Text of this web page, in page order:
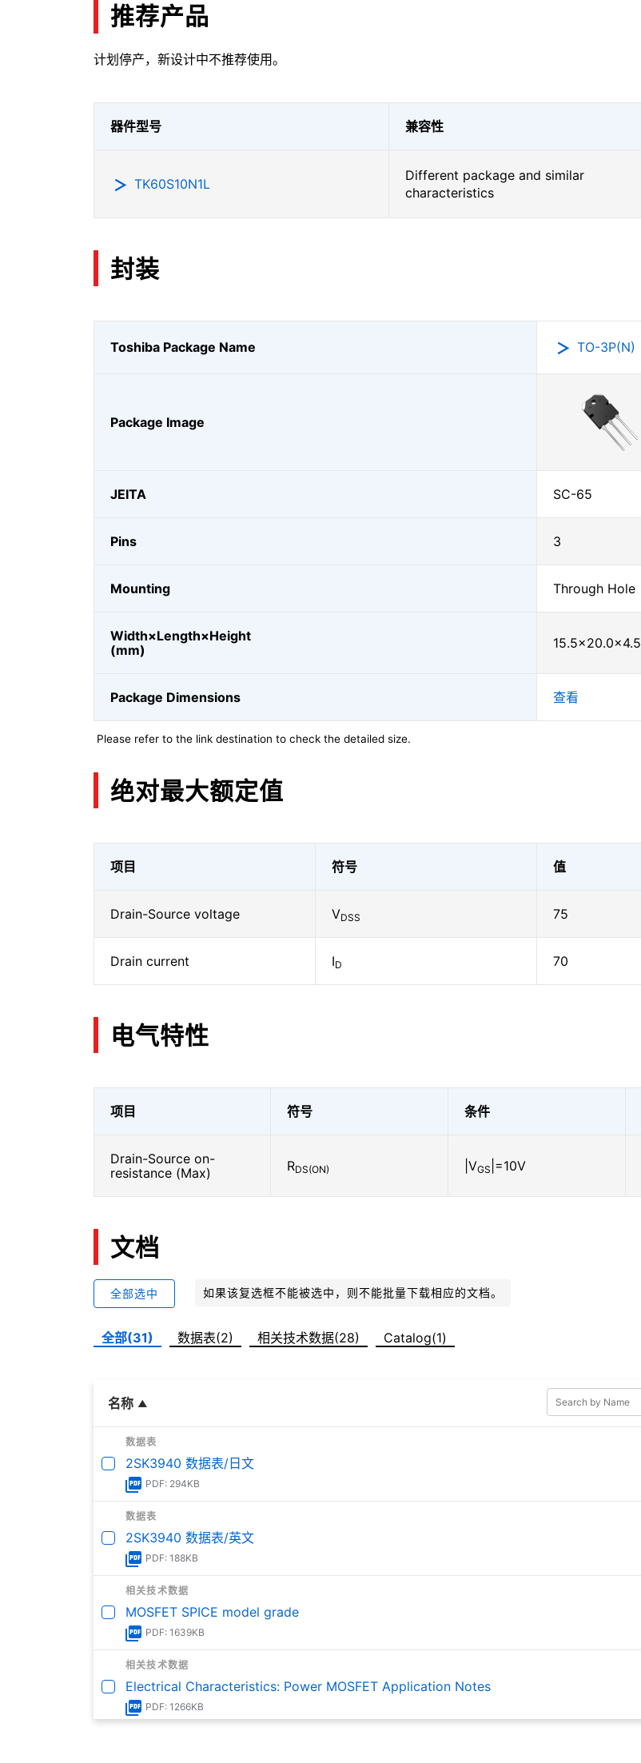
推荐产品
计划停产，新设计中不推荐使用。
器件型号 兼容性
TK60S10N1L
Different package and similar
characteristics
封装
Toshiba Package Name TO-3P(N)
Package Image
JEITA SC-65
Pins 3
Mounting Through Hole
Width×Length×Height
(mm)
15.5×20.0×4.5
Package Dimensions 查看
Please refer to the link destination to check the detailed size.
绝对最大额定值
项目 符号 值
Drain-Source voltage VDSS 75
Drain current ID 70
电气特性
项目 符号 条件
Drain-Source on-
resistance (Max)
RDS(ON) |VGS |=10V
文档
全部选中 如果该复选框不能被选中，则不能批量下载相应的文档。
全部(31) 数据表(2) 相关技术数据(28) Catalog(1)
名称
数据表
2SK3940 数据表/日文
PDF: 294KB
数据表
2SK3940 数据表/英文
PDF: 188KB
相关技术数据
MOSFET SPICE model grade
PDF: 1639KB
相关技术数据
Electrical Characteristics: Power MOSFET Application Notes
PDF: 1266KB